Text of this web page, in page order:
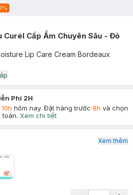
%
Curél Cấp Ẩm Chuyên Sâu - Đỏ
Lip Care Cream Bordeaux
Phí 2H
10h hôm nay. Đặt hàng trước 8h và chọn
toán. Xem chi tiết
Xem thêm